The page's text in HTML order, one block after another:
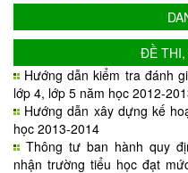
ĐỀ THI,
Hướng dẫn kiểm tra đánh
lớp 4, lớp 5 năm học 2012-
Hướng dẫn xây dựng kế
học 2013-2014
Thông tư ban hành quy
nhận trường tiểu học đạt